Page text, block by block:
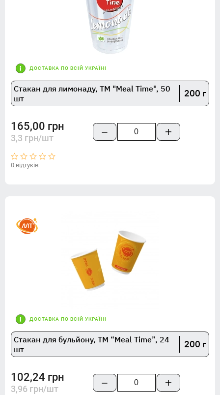
ДОСТАВКА ПО ВСІЙ УКРАЇНІ
Стакан для лимонаду, TM "Meal Time", 50
шт
200 г
165,00 грн
3,3 грн/шт
0 відгуків
ДОСТАВКА ПО ВСІЙ УКРАЇНІ
Стакан для бульйону, TM “Meal Time”, 24
шт
200 г
102,24 грн
3,96 грн/шт